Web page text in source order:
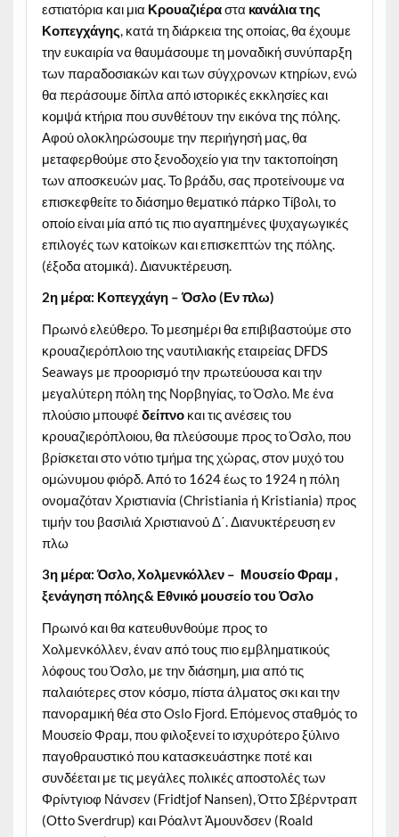
εστιατόρια και μια Κρουαζιέραστα κανάλια της
Κοπεγχάγης, κατά τη διάρκεια της οποίας, θα έχουμε
την ευκαιρία να θαυμάσουμε τη μοναδική συνύπαρξη
των παραδοσιακών και των σύγχρονων κτηρίων, ενώ
θα περάσουμε δίπλα από ιστορικές εκκλησίες και
κομψά κτήρια που συνθέτουν την εικόνα της πόλης.
Αφού ολοκληρώσουμε την περιήγησή μας, θα
μεταφερθούμε στο ξενοδοχείο για την τακτοποίηση
των αποσκευών μας. Το βράδυ, σας προτείνουμε να
επισκεφθείτε το διάσημο θεματικό πάρκο Τίβολι, το
οποίο είναι μία από τις πιο αγαπημένες ψυχαγωγικές
επιλογές των κατοίκων και επισκεπτών της πόλης.
(έξοδα ατομικά). Διανυκτέρευση.
2η μέρα: Κοπεγχάγη – Όσλο (Εν πλω)
Πρωινό ελεύθερο. Το μεσημέρι θα επιβιβαστούμε στο
κρουαζιερόπλοιο της ναυτιλιακής εταιρείας DFDS
Seaways με προορισμό την πρωτεύουσα και την
μεγαλύτερη πόλη της Νορβηγίας, το Όσλο. Με ένα
πλούσιο μπουφέδείπνοκαι τις ανέσεις του
κρουαζιερόπλοιου, θα πλεύσουμε προς το Όσλο, που
βρίσκεται στο νότιο τμήμα της χώρας, στον μυχό του
ομώνυμου φιόρδ. Από το 1624 έως το 1924 η πόλη
ονομαζόταν Χριστιανία (Christiania ή Kristiania) προς
τιμήν του βασιλιά Χριστιανού Δ΄. Διανυκτέρευση εν
πλω
3η μέρα: Όσλο,Χολμενκόλλεν – Μουσείο Φραμ ,
ξενάγηση πόλης& Εθνικό μουσείο του Όσλο
Πρωινό και θα κατευθυνθούμε προς το
Χολμενκόλλεν, έναν από τους πιο εμβληματικούς
λόφους του Όσλο, με την διάσημη, μια από τις
παλαιότερες στον κόσμο, πίστα άλματος σκι και την
πανοραμική θέα στο Oslo Fjord. Επόμενος σταθμός το
Μουσείο Φραμ, που φιλοξενεί το ισχυρότερο ξύλινο
παγοθραυστικό που κατασκευάστηκε ποτέ και
συνδέεται με τις μεγάλες πολικές αποστολές των
Φρίντγιοφ Νάνσεν (Fridtjof Nansen), Όττο Σβέρντραπ
(Otto Sverdrup) και Ρόαλντ Άμουνδσεν (Roald